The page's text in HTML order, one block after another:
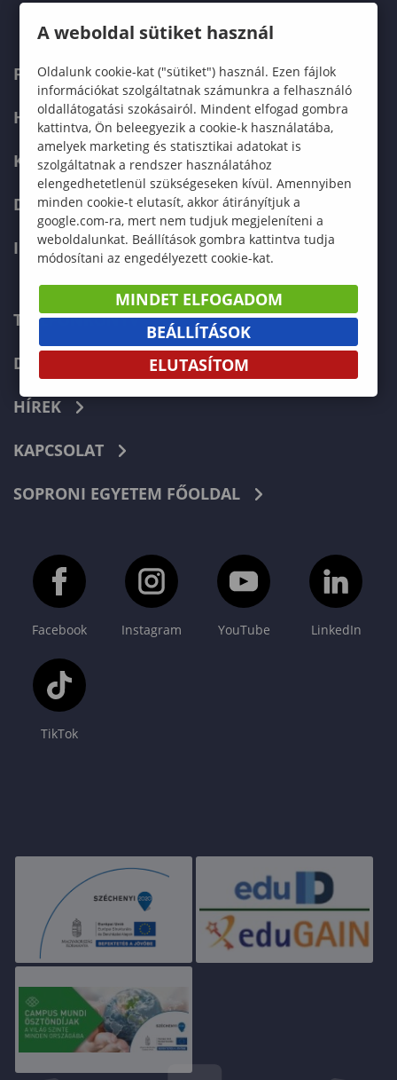
FELVÉTELIZŐKNEK
HALLGATÓKNAK
KÉPZÉSEK
DOKTORI ISKOLA
INTERNATIONAL
TELEFONKÖNYV
DOKUMENTUMOK
HÍREK
KAPCSOLAT
SOPRONI EGYETEM FŐOLDAL
Facebook Instagram YouTube LinkedIn
TikTok
A weboldal sütiket használ
Oldalunk cookie-kat ("sütiket") használ. Ezen fájlok
információkat szolgáltatnak számunkra a felhasználó
oldallátogatási szokásairól. Mindent elfogad gombra
kattintva, Ön beleegyezik a cookie-k használatába,
amelyek marketing és statisztikai adatokat is
szolgáltatnak a rendszer használatához
elengedhetetlenül szükségeseken kívül. Amennyiben
minden cookie-t elutasít, akkor átirányítjuk a
google.com-ra, mert nem tudjuk megjeleníteni a
weboldalunkat. Beállítások gombra kattintva tudja
módosítani az engedélyezett cookie-kat.
MINDET ELFOGADOM
BEÁLLÍTÁSOK
ELUTASÍTOM